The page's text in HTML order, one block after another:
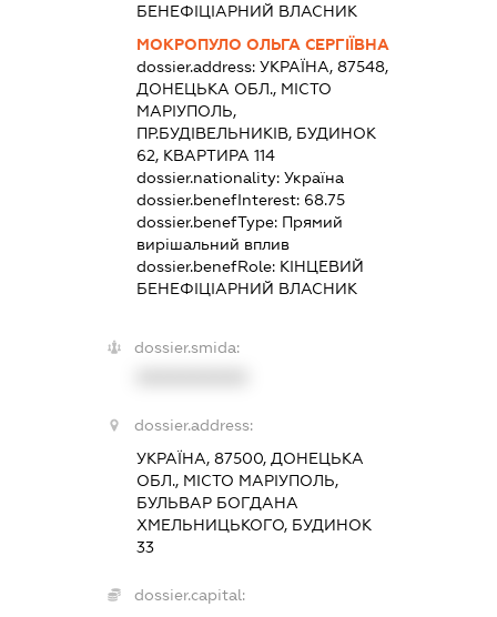
БЕНЕФІЦІАРНИЙ ВЛАСНИК
МОКРОПУЛО ОЛЬГА СЕРГІЇВНА
dossier.address: УКРАЇНА, 87548,
ДОНЕЦЬКА ОБЛ., МІСТО
МАРІУПОЛЬ,
ПР.БУДІВЕЛЬНИКІВ, БУДИНОК
62, КВАРТИРА 114
dossier.nationality: Україна
dossier.benefInterest: 68.75
dossier.benefType: Прямий
вирішальний вплив
dossier.benefRole: КІНЦЕВИЙ
БЕНЕФІЦІАРНИЙ ВЛАСНИК
dossier.smida:
dossier.address:
УКРАЇНА, 87500, ДОНЕЦЬКА
ОБЛ., МІСТО МАРІУПОЛЬ,
БУЛЬВАР БОГДАНА
ХМЕЛЬНИЦЬКОГО, БУДИНОК
33
dossier.capital: